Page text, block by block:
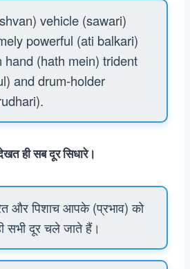
vehicle (sawari)
powerful (ati balkari)
hand (hath mein) trident
and drum-holder
ही सब दूर सिधारे।
और पिशाच आपके (प्रभाव) को
सभी दूर चले जाते हैं।